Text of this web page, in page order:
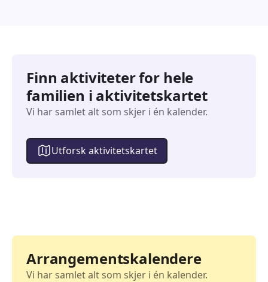
Finn aktiviteter for hele
familien i aktivitetskartet
Vi har samlet alt som skjer i én kalender.
Utforsk aktivitetskartet
Arrangementskalendere
Vi har samlet alt som skjer i én kalender.